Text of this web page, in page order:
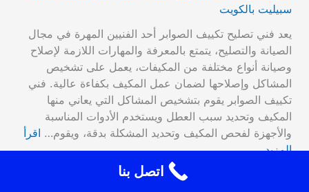
سبيليت بالكويت
يعد فني تصليح تكييف الصوابر أحد الفنيين المهرة في مجال
الصيانة والتصليح، يتمتع بالمعرفة والمهارات اللازمة لإصلاح
وصيانة أنواع مختلفة من المكيفات، يعمل على تشخيص
المشاكل وإصلاحها لضمان عمل المكيف بكفاءة عالية. فني
تكييف الصوابر يقوم بتشخيص المشاكل التي يعاني منها
المكيف وتحديد سبب العطل ويستخدم الأدوات المناسبة
والأجهزة لفحص المكيف وتحديد المشكلة بدقة، ويقوم… اقرأ
المزيد
اتصل بنا